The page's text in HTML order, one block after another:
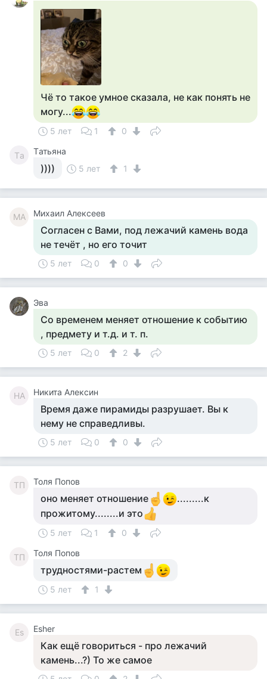
Чё то такое умное сказала, не как понять не
могу...
5 лет 1 0
Tа Tатьяна
)))) 5 лет 1
МА Михаил Алексеев
Согласен с Вами, под лежачий камень вода
не течёт , но его точит
5 лет 0 0
Эва
Со временем меняет отношение к событию
, предмету и т.д. и т. п.
5 лет 0 2
НА Никита Алексин
Время даже пирамиды разрушает. Вы к
нему не справедливы.
5 лет 0 0
ТП Толя Попов
оно меняет отношение
.........к
прожитому........и это
5 лет 1 0
ТП Толя Попов
трудностями-растем
5 лет 1
Es Esher
Как ещё говориться - про лежачий
камень...?) То же самое